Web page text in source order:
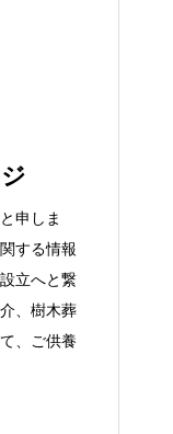
申しま
する情報
立へと繋
、樹木葬
、ご供養